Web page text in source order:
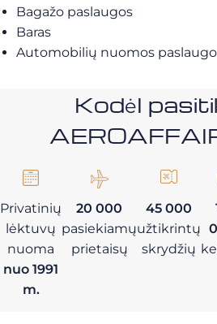
Bagažo paslaugos
Baras
Automobilių nuomos
Kodėl
Privatinių
lėktuvų
nuoma
nuo 1991
m.
20 000
pasiekiamų
prietaisų
45 000
užtikrintų
skrydžių